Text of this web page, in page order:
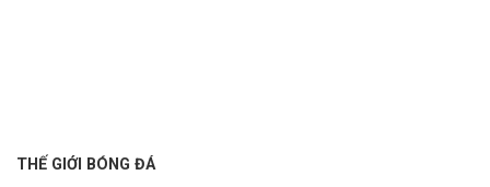
THẾ GIỚI BÓNG ĐÁ